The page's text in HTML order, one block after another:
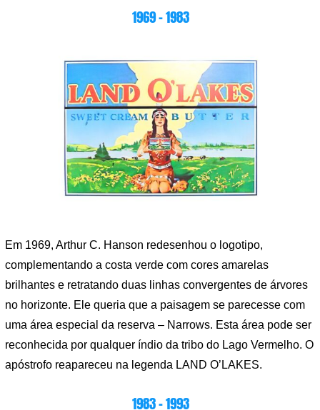
1969 – 1983
Em 1969, Arthur C. Hanson redesenhou o logotipo,
complementando a costa verde com cores amarelas
brilhantes e retratando duas linhas convergentes de árvores
no horizonte. Ele queria que a paisagem se parecesse com
uma área especial da reserva – Narrows. Esta área pode ser
reconhecida por qualquer índio da tribo do Lago Vermelho. O
apóstrofo reapareceu na legenda LAND O’LAKES.
1983 – 1993